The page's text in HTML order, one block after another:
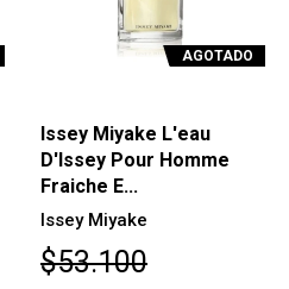
AGOTADO
Issey Miyake L'eau
D'Issey Pour Homme
Fraiche E...
Issey Miyake
$53.100